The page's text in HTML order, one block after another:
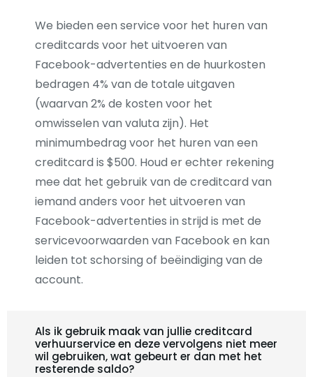
We bieden een service voor het huren van
creditcards voor het uitvoeren van
Facebook-advertenties en de huurkosten
bedragen 4% van de totale uitgaven
(waarvan 2% de kosten voor het
omwisselen van valuta zijn). Het
minimumbedrag voor het huren van een
creditcard is $500. Houd er echter rekening
mee dat het gebruik van de creditcard van
iemand anders voor het uitvoeren van
Facebook-advertenties in strijd is met de
servicevoorwaarden van Facebook en kan
leiden tot schorsing of beëindiging van de
account.
Als ik gebruik maak van jullie creditcard
verhuurservice en deze vervolgens niet meer
wil gebruiken, wat gebeurt er dan met het
resterende saldo?